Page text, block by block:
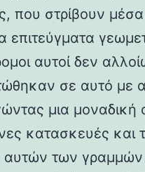
που στρίβουν
επιτεύγματα
αυτοί δεν
σε αυτό με
μια μοναδική
κατασκευές και
αυτών των γραμμών